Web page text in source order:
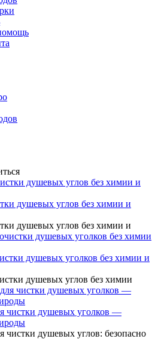
душевых углов без химии и
душевых углов без химии и
душевых уголков без химии и
душевых углов без химии
чистки душевых уголков —
чистки душевых углов: безопасно